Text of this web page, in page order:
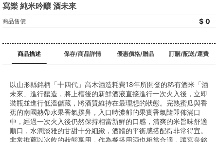
寫樂 純米吟釀 酒未來
商品售價 0
商品描述 保存/商品詳情 優惠價格/贈品 訂購/配送/運費
以山形縣銘柄「十四代」高木酒造耗費18年所開發的稀有酒米「酒
未來」進行釀造，將上槽後的新鮮酒液直接進行一次火入後，立即
裝瓶並進行低溫儲藏，將酒質維持在最理想的狀態。完熟蜜瓜與香
蕉的南國熱帶水果香氣撲鼻，入口時濃郁的果實香氣隨即佈滿口
中，經過一次火入後仍然保持相當新鮮的口感，清爽的米旨味舒適
順口，水潤淡雅的甘甜十分細緻，酒體的平衡感搭配得非常得宜。
非常推薦以冰飲的狀態享用，作為餐搭用酒也相當合適，讓宮泉銘